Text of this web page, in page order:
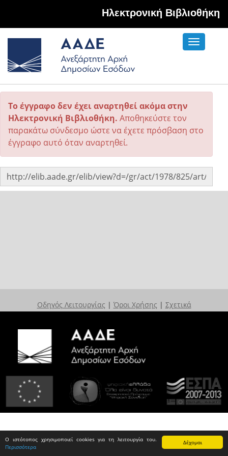
Δέχομαι
Ο ιστότοπος χρησιμοποιεί cookies για τη λειτουργία του.
Περισσότερα
Hλεκτρονική Βιβλιοθήκη
Toggle
Το έγγραφο δεν έχει αναρτηθεί ακόμα στην
Ηλεκτρονική Βιβλιοθήκη. Αποθηκεύστε τον
παρακάτω σύνδεσμο ώστε να έχετε πρόσβαση στο
έγγραφο αυτό όταν αναρτηθεί.
Οδηγός Λειτουργίας | Όροι Χρήσης | Σχετικά